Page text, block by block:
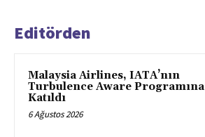
Editörden
Malaysia Airlines, IATA’nın
Turbulence Aware Programına
Katıldı
6 Ağustos 2026